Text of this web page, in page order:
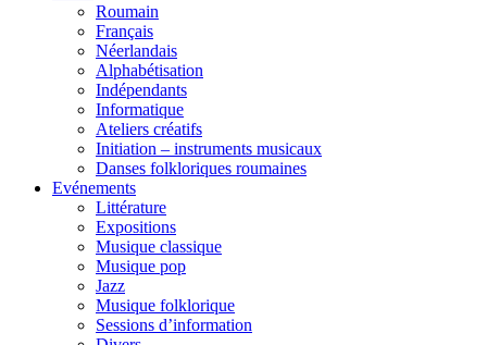
Roumain
Français
Néerlandais
Alphabétisation
Indépendants
Informatique
Ateliers créatifs
Initiation – instruments musicaux
Danses folkloriques roumaines
Evénements
Littérature
Expositions
Musique classique
Musique pop
Jazz
Musique folklorique
Sessions d’information